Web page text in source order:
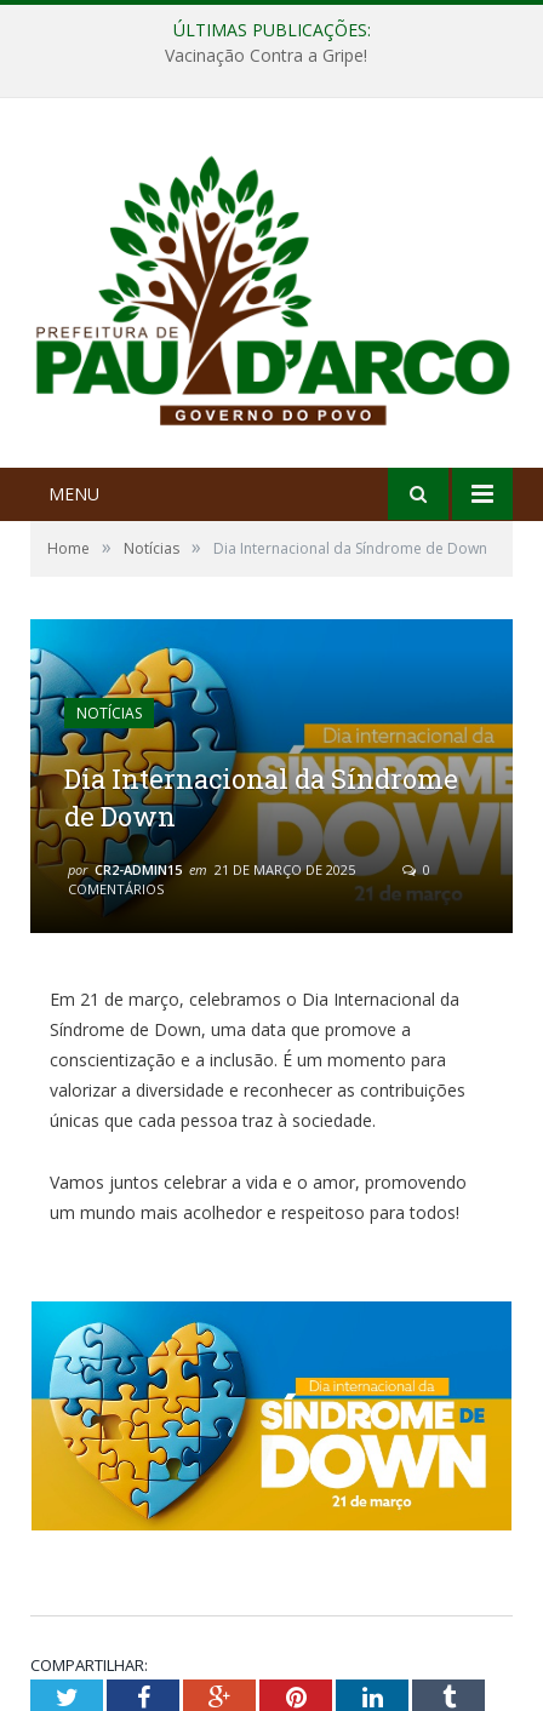
ÚLTIMAS PUBLICAÇÕES:
Vacinação Contra a Gripe!
MENU
Home » Notícias » Dia Internacional da Síndrome de Down
NOTÍCIAS
Dia Internacional da Síndrome
de Down
por CR2-ADMIN15 em 21 DE MARÇO DE 2025
0
COMENTÁRIOS
Em 21 de março, celebramos o Dia Internacional da
Síndrome de Down, uma data que promove a
conscientização e a inclusão. É um momento para
valorizar a diversidade e reconhecer as contribuições
únicas que cada pessoa traz à sociedade.
Vamos juntos celebrar a vida e o amor, promovendo
um mundo mais acolhedor e respeitoso para todos!
COMPARTILHAR:
TwitterFacebookGoogle+PinterestLinkedInTumblr